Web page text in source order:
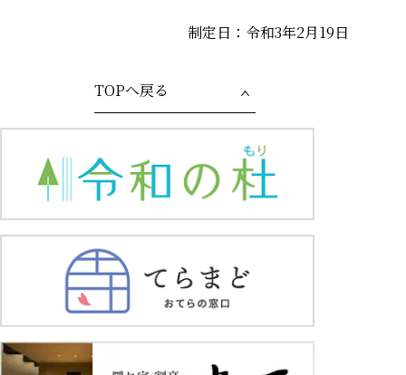
制定日：令和3年2月19日
TOPへ戻る